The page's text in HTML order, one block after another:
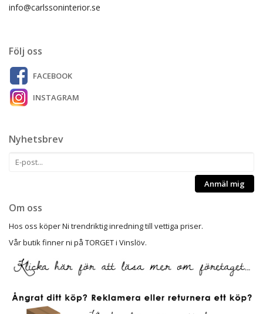
info@carlssoninterior.se
Följ oss
FACEBOOK
INSTAGRAM
Nyhetsbrev
Anmäl mig
Om oss
Hos oss köper Ni trendriktig inredning till vettiga priser.
Vår butik finner ni på TORGET i Vinslöv.